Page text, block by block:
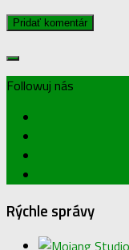
Followuj nás
Rýchle správy